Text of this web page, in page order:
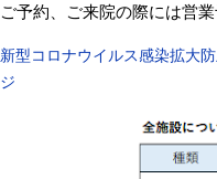
ご予約、ご来院の際には営
新型コロナウイルス感染拡大
ジ